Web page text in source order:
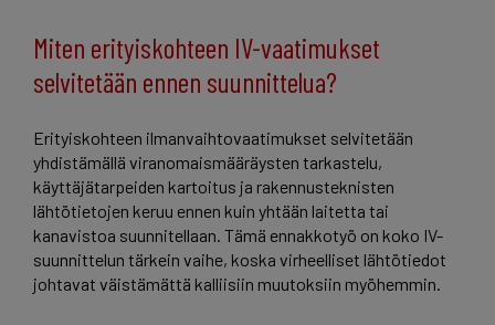
Miten erityiskohteen IV-vaatimukset
selvitetään ennen suunnittelua?
Erityiskohteen ilmanvaihtovaatimukset selvitetään
yhdistämällä viranomaismääräysten tarkastelu,
käyttäjätarpeiden kartoitus ja rakennusteknisten
lähtötietojen keruu ennen kuin yhtään laitetta tai
kanavistoa suunnitellaan. Tämä ennakkotyö on koko IV-
suunnittelun tärkein vaihe, koska virheelliset lähtötiedot
johtavat väistämättä kalliisiin muutoksiin myöhemmin.